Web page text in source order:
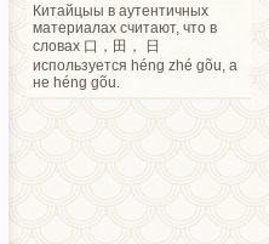
Китайцыы в аутентичных
материалах считают, что в
словах 口，田， 日
используется héng zhé gõu, а
не héng gõu.